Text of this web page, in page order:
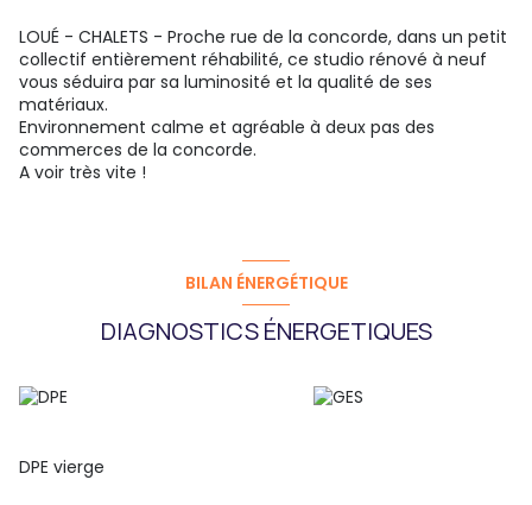
LOUÉ - CHALETS - Proche rue de la concorde, dans un petit
collectif entièrement réhabilité, ce studio rénové à neuf
vous séduira par sa luminosité et la qualité de ses
matériaux.
Environnement calme et agréable à deux pas des
commerces de la concorde.
A voir très vite !
BILAN ÉNERGÉTIQUE
DIAGNOSTICS ÉNERGETIQUES
DPE vierge